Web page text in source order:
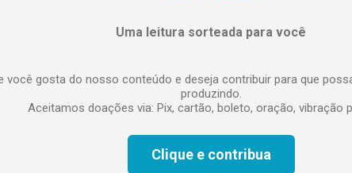
Uma leitura sorteada para você
você gosta do nosso conteúdo e deseja contribuir para que
produzindo.
Aceitamos doações via: Pix, cartão, boleto, oração, vibração
Clique e contribua